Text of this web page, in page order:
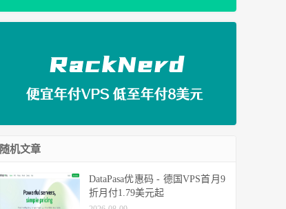
随机文章
DataPasa优惠码 - 德国VPS首月9
折月付1.79美元起